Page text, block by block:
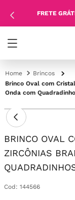
FRETE
Brincos
Brinco Oval com
Onda com
BRINCO OVAL
ZIRCÔNIAS
Cod : 144566